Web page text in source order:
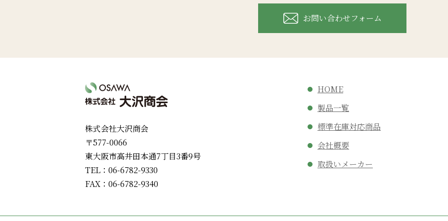
お問い合わせフォーム
株式会社大沢商会
〒577-0066
東大阪市高井田本通7丁目3番9号
TEL：06-6782-9330
FAX：06-6782-9340
HOME
製品一覧
標準在庫対応商品
会社概要
取扱いメーカー